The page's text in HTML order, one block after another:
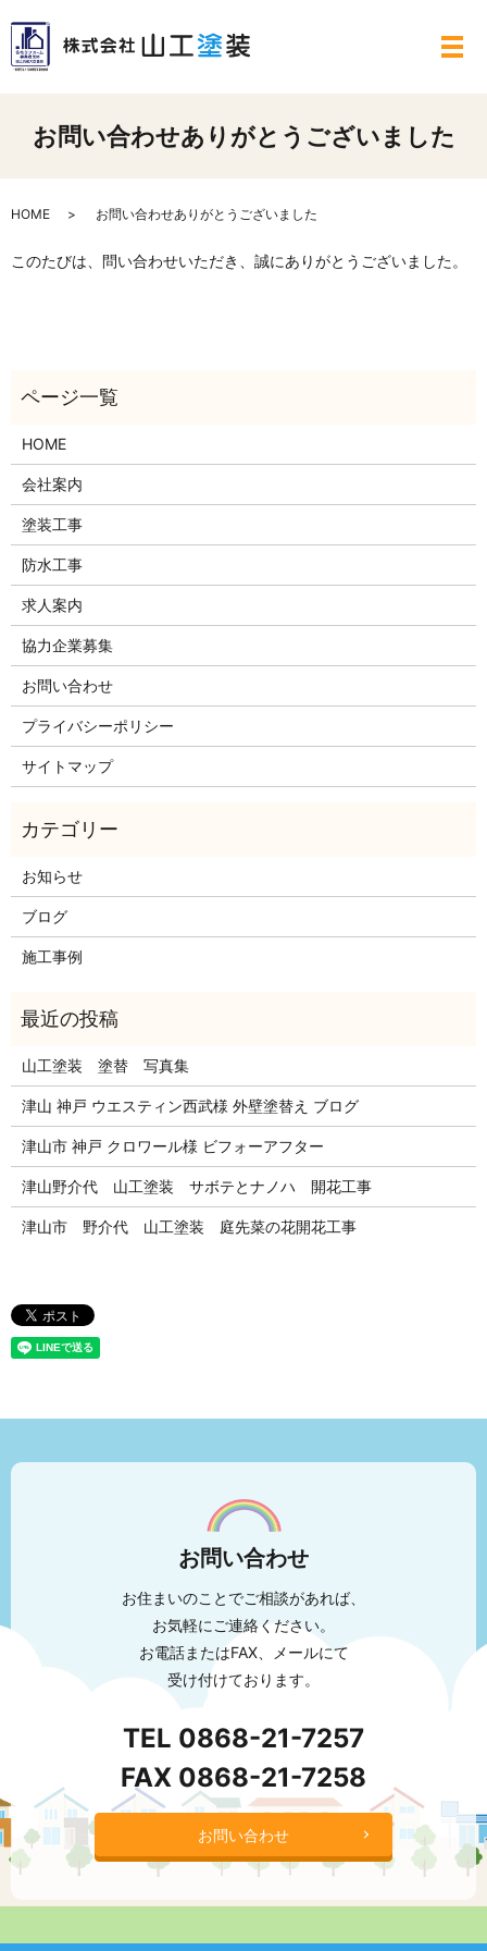
メ
お問い合わせありがとうございました
HOME お問い合わせありがとうございました
このたびは、問い合わせいただき、誠にありがとうございました。
HOME
会社案内
塗装工事
防水工事
求人案内
協力企業募集
お問い合わせ
プライバシーポリシー
サイトマップ
お知らせ
ブログ
施工事例
山工塗装 塗替 写真集
津山 神戸 ウエスティン西武様 外壁塗替え ブログ
津山市 神戸 クロワール様 ビフォーアフター
津山野介代 山工塗装 サボテとナノハ 開花工事
津山市 野介代 山工塗装 庭先菜の花開花工事
お問い合わせ
お住まいのことでご相談があれば、
お気軽にご連絡ください。
お電話またはFAX、メールにて
受け付けております。
TEL 0868-21-7257
FAX 0868-21-7258
お問い合わせ